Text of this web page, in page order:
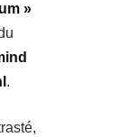
»
.